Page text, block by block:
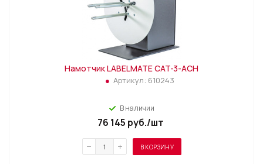
Намотчик LABELMATE CAT-3-ACH
Артикул: 610243
В наличии
76 145 руб./шт
В КОРЗИНУ